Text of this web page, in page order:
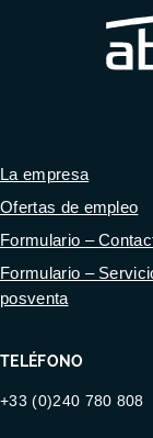
TELÉFONO
+33 (0)240 780 808
La empresa
Ofertas de empleo
Formulario –
Formulario –
posventa